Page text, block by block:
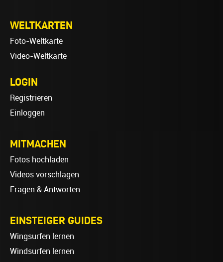
WELTKARTEN
Foto-Weltkarte
Video-Weltkarte
LOGIN
Registrieren
Einloggen
MITMACHEN
Fotos hochladen
Videos vorschlagen
Fragen & Antworten
EINSTEIGER GUIDES
Wingsurfen lernen
Windsurfen lernen